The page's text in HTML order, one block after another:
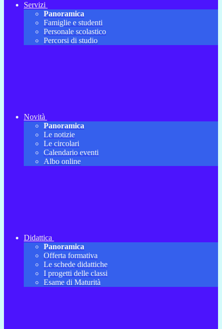
Servizi
Panoramica
Famiglie e studenti
Personale scolastico
Percorsi di studio
Novità
Panoramica
Le notizie
Le circolari
Calendario eventi
Albo online
Didattica
Panoramica
Offerta formativa
Le schede didattiche
I progetti delle classi
Esame di Maturità